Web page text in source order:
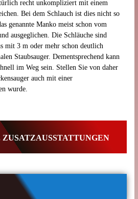
recht unkompliziert mit einem
Bei dem Schlauch ist dies nicht so
genannte Manko meist schon vom
ausgeglichen. Die Schläuche sind
mit 3 m oder mehr schon deutlich
Staubsauger. Dementsprechend kann
im Weg sein. Stellen Sie von daher
auch mit einer
wurde.